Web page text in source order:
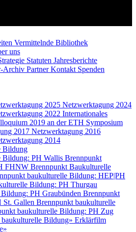
Vermittelnde Bibliothek
uns
Statuten Jahresberichte
Archiv PartnerKontakt Spenden
2025 Netzwerktagung 2024
2022 Internationales
2019 an der ETH Symposium
2017 Netzwerktagung 2016
2014
Bildung
Bildung: PH Wallis Brennpunkt
FHNW Brennpunkt Baukulturelle
baukulturelle Bildung: HEP|PH
Bildung: PH Thurgau
PH Graubünden Brennpunkt
St. Gallen Brennpunkt baukulturelle
baukulturelle Bildung: PH Zug
Bildung» Erklärfilm